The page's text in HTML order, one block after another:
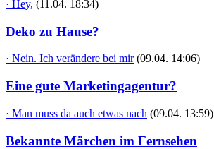
· Hey, (11.04. 18:34)
Deko zu Hause?
· Nein. Ich verändere bei mir (09.04. 14:06)
Eine gute Marketingagentur?
· Man muss da auch etwas nach (09.04. 13:59)
Bekannte Märchen im Fernsehen